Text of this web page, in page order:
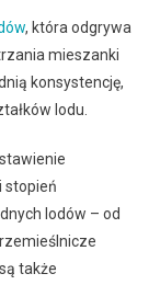
, która odgrywa
mieszanki
konsystencję,
lodu.
stopień
lodów – od
także